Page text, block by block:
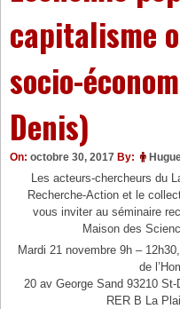
capitalisme
socio-
Denis)
On: octobre 30, 2017 By:
Les acteurs-chercheurs du
Recherche-Action et le
vous inviter au séminaire
Maison des
Mardi 21 novembre 9h –
de
20 av George Sand 93210
RER B La